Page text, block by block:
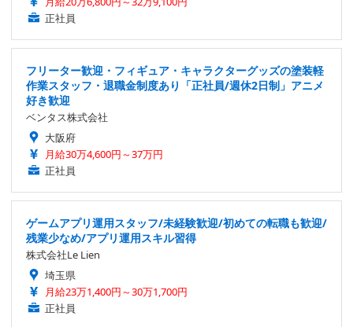
正社員
フリーター歓迎・フィギュア・キャラクターグッズの塗装軽
作業スタッフ・退職金制度あり「正社員/週休2日制」アニメ
好き歓迎
ベンタス株式会社
大阪府
月給30万4,600円～37万円
正社員
ゲームアプリ運用スタッフ/未経験歓迎/初めての転職も歓迎/
残業少なめ/アプリ運用スキル習得
株式会社Le Lien
埼玉県
月給23万1,400円～30万1,700円
正社員